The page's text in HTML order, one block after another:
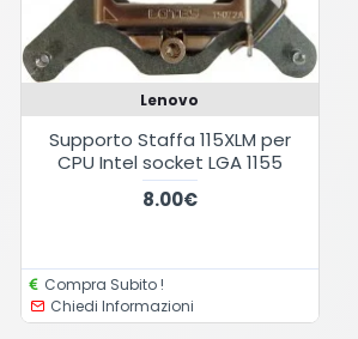
Lenovo
Supporto Staffa 115XLM per
CPU Intel socket LGA 1155
8.00€
Compra Subito !
Chiedi Informazioni